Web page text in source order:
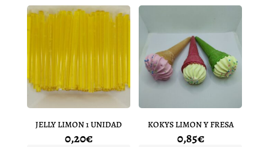
JELLY LIMON 1 UNIDAD
0,20€
KOKYS LIMON Y FRESA
0,85€